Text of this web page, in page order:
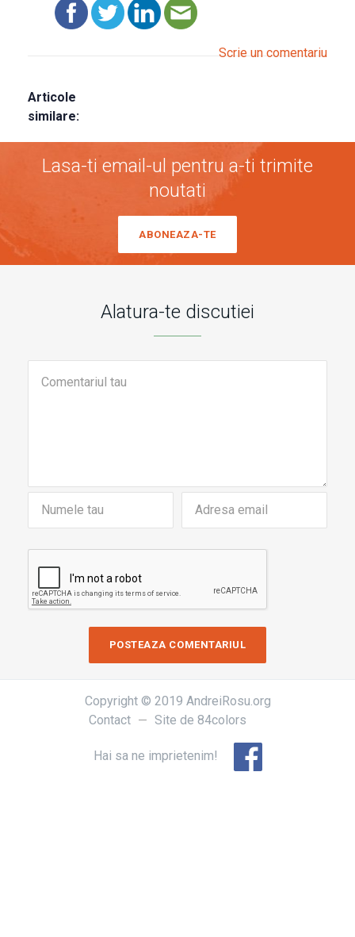
Scrie un comentariu
Articole
similare:
Lasa-ti email-ul pentru a-ti trimite
noutati
ABONEAZA-TE
Alatura-te discutiei
Copyright © 2019 AndreiRosu.org
Contact
Site de 84colors
Hai sa ne imprietenim!